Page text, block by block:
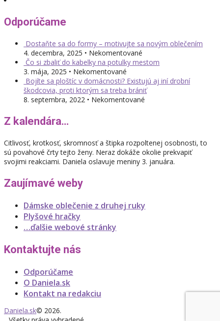
Odporúčame
Dostaňte sa do formy – motivujte sa novým oblečením
4. decembra, 2025 • Nekomentované
Čo si zbaliť do kabelky na potulky mestom
3. mája, 2025 • Nekomentované
Bojíte sa ploštíc v domácnosti? Existujú aj iní drobní
škodcovia, proti ktorým sa treba brániť
8. septembra, 2022 • Nekomentované
Z kalendára…
Citlivosť, krotkosť, skromnosť a štipka rozpoltenej osobnosti, to
sú povahové črty tejto ženy. Neraz dokáže okolie prekvapiť
svojimi reakciami. Daniela oslavuje meniny 3. januára.
Zaujímavé weby
Dámske oblečenie z druhej ruky
Plyšové hračky
…ďalšie webové stránky
Kontaktujte nás
Odporúčame
O Daniela.sk
Kontakt na redakciu
Daniela.sk© 2026.